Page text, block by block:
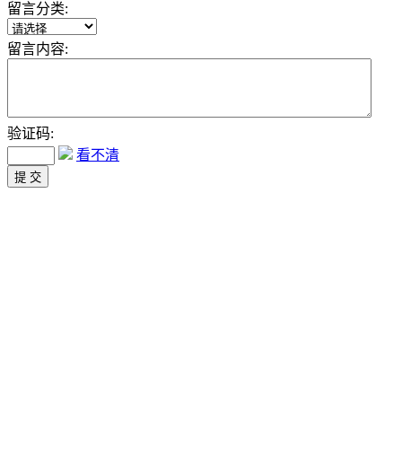
留言分类:
留言内容:
验证码:
看不清